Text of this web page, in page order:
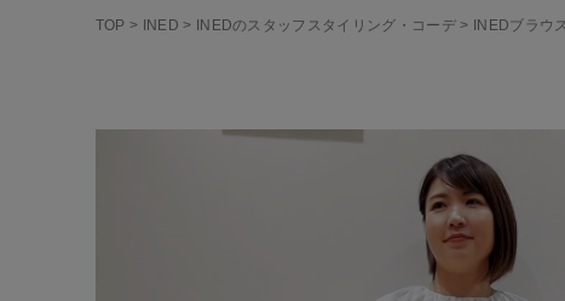
TOP INED INEDのスタッフスタイリング・コーデ INEDブラウ